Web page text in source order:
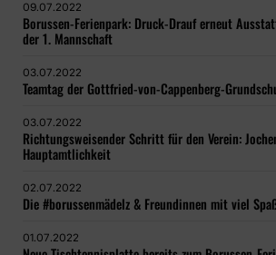
09.07.2022
Borussen-Ferienpark: Druck-Drauf erneut
der 1. Mannschaft
03.07.2022
Teamtag der Gottfried-von-Cappenberg-
03.07.2022
Richtungsweisender Schritt für den Verein:
Hauptamtlichkeit
02.07.2022
Die #borussenmädelz & Freundinnen mit viel
01.07.2022